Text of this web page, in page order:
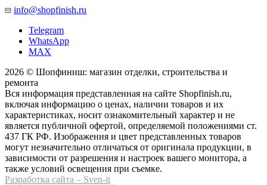
info@shopfinish.ru
Telegram
WhatsApp
MAX
2026 © Шопфиниш: магазин отделки, строительства и
ремонта
Вся информация представленная на сайте Shopfinish.ru,
включая информацию о ценах, наличии товаров и их
характеристиках, носит ознакомительный характер и не
является публичной офертой, определяемой положениями ст.
437 ГК РФ. Изображения и цвет представленных товаров
могут незначительно отличаться от оригинала продукции, в
зависимости от разрешения и настроек вашего монитора, а
также условий освещения при съемке.
Разработка сайта – Sven-it